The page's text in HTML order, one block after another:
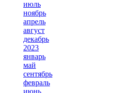
июль
ноябрь
апрель
август
декабрь
2023
январь
май
сентябрь
февраль
июнь